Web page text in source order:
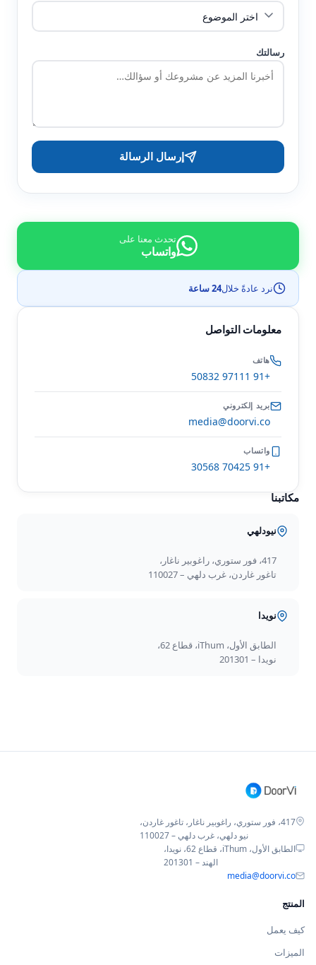
رسالتك
إرسال الرسالة
تحدث معنا على
واتساب
نرد عادةً خلال24 ساعة
معلومات التواصل
هاتف
+91 97111 50832
بريد إلكتروني
media@doorvi.co
واتساب
+91 70425 30568
مكاتبنا
نيودلهي
417، فور ستوري، راغوبير ناغار،
تاغور غاردن، غرب دلهي – 110027
نويدا
الطابق الأول، iThum، قطاع 62،
نويدا – 201301
417، فور ستوري، راغوبير ناغار، تاغور غاردن،
نيو دلهي، غرب دلهي – 110027
الطابق الأول، iThum، قطاع 62، نويدا،
الهند – 201301
media@doorvi.co
المنتج
كيف يعمل
الميزات